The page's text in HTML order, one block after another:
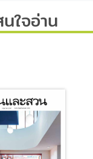
ใจอ่าน